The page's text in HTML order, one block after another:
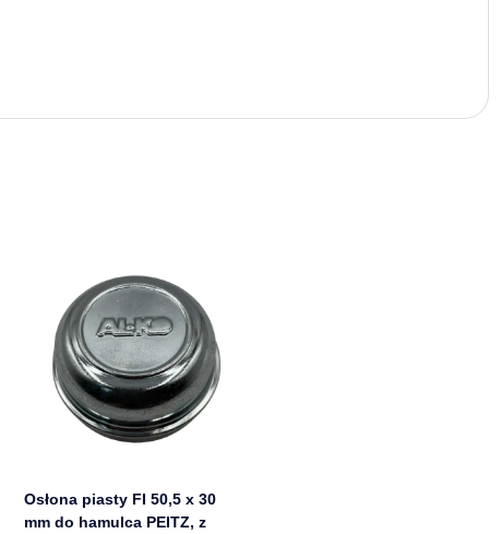
Osłona piasty FI 50,5 x 30
mm do hamulca PEITZ, z